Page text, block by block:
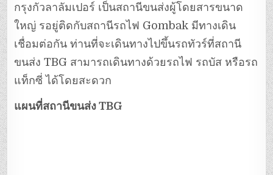
กรุงกัวลาลัมเปอร์ เป็นสถานีขนส่งผู้โดยสารขนาด
ใหญ่ รอยู่ติดกับสถานีรถไฟ Gombak มีทางเดิน
เชื่อมต่อกัน ท่านที่จะเดินทางไปขึ้นรถทัวร์ที่สถานี
ขนส่ง TBG สามารถเดินทางด้วยรถไฟ รถบัส หรือรถ
แท็กซี่ ได้โดยสะดวก
แผนที่สถานีขนส่ง TBG